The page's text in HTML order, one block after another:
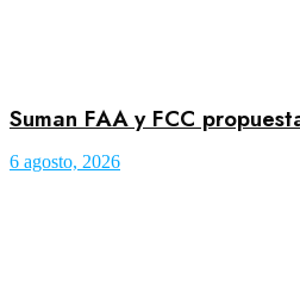
Suman FAA y FCC
6 agosto, 2026